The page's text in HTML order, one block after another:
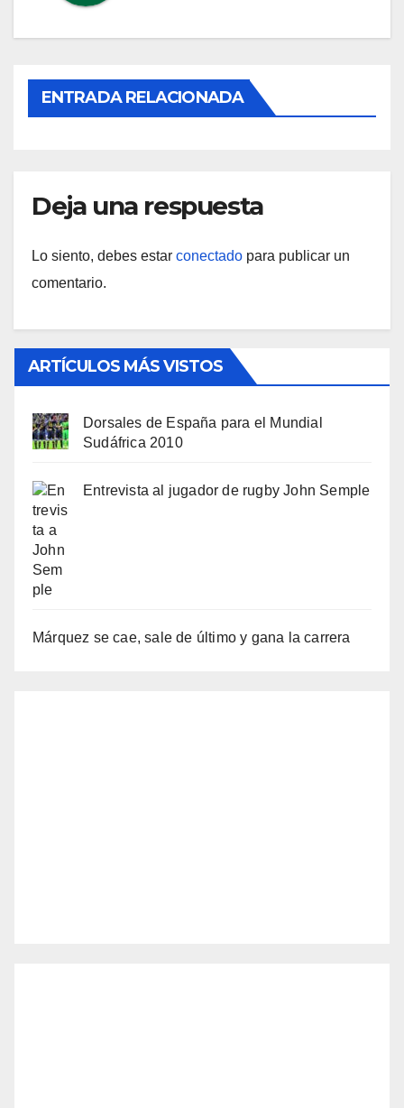
ENTRADA RELACIONADA
Deja una respuesta
Lo siento, debes estar conectado para publicar un
comentario.
ARTÍCULOS MÁS VISTOS
Dorsales de España para el Mundial
Sudáfrica 2010
Entrevista al jugador de rugby John Semple
Márquez se cae, sale de último y gana la carrera